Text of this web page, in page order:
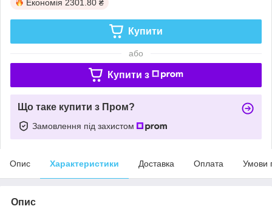
Економія 2301.80 ₴
Купити
або
Купити з
Що таке купити з Пром?
Замовлення під захистом
Опис Характеристики Доставка Оплата Умови
Опис